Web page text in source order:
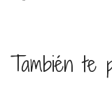
También te